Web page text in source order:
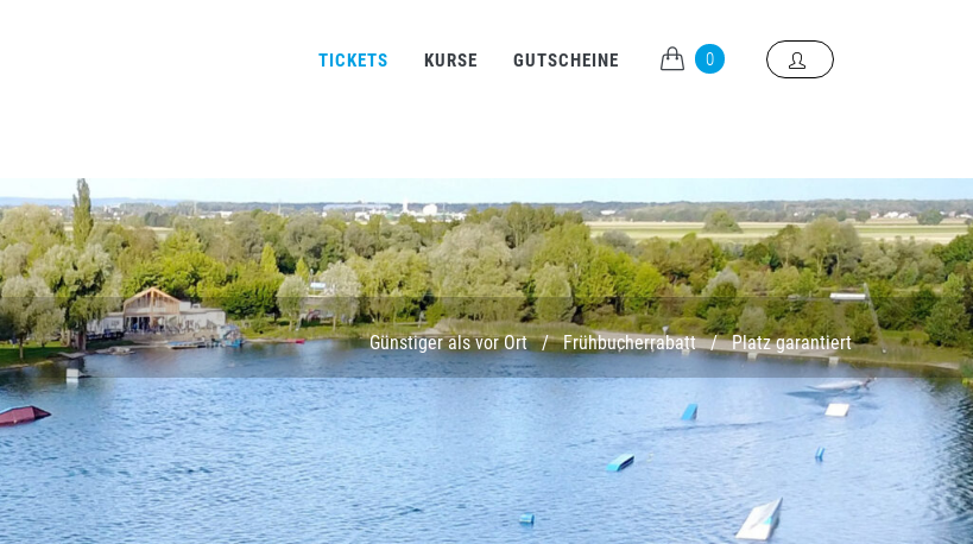
TICKETS KURSE GUTSCHEINE 0
Günstiger als vor Ort / Frühbucherrabatt / Platz garantiert